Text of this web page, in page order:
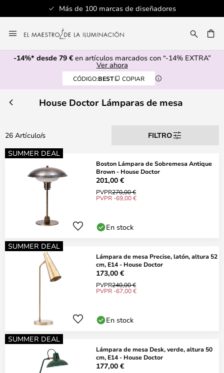
Más de 100 marcas de diseñadores
al
contenido
-14%* desde 79 €en artículos marcados con “-14% EXTRA”
Ver ahora
CÓDIGO:BEST COPIAR
House Doctor Lámparas de mesa
26 Artículo/s
FILTRO
SUMMER DEAL
Boston Lámpara de Sobremesa Antique
Brown - House Doctor
201,00 €
PVPR270,00 €
PVPR -69,00 €
En stock
SUMMER DEAL
Lámpara de mesa Precise, latón, altura 52
cm, E14 - House Doctor
173,00 €
PVPR240,00 €
PVPR -67,00 €
En stock
SUMMER DEAL
Lámpara de mesa Desk, verde, altura 50
cm, E14 - House Doctor
177,00 €